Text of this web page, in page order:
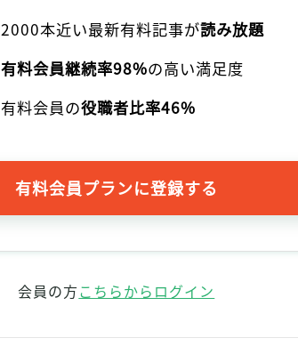
2000本近い最新有料記事が読み放題
有料会員継続率98%の高い満足度
有料会員の役職者比率46%
有料会員プランに登録する
会員の方こちらからログイン
記事をお気に入りに
ログインが必
ログイン